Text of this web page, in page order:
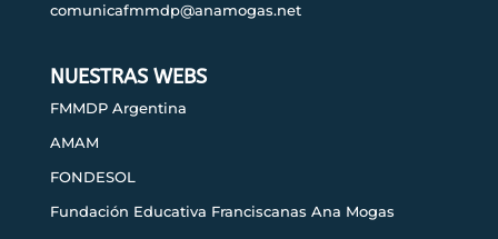
comunicafmmdp@anamogas.net
NUESTRAS WEBS
FMMDP Argentina
AMAM
FONDESOL
Fundación Educativa Franciscanas Ana Mogas